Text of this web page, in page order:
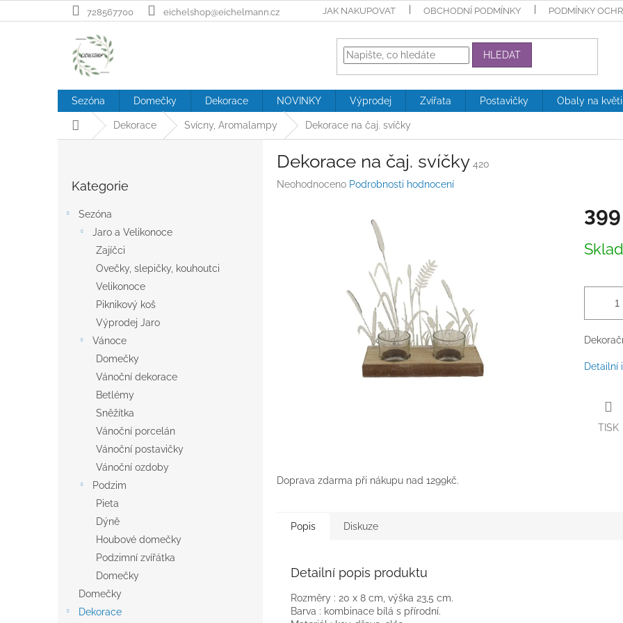
na
728567700 eichelshop@eichelmann.cz JAK NAKUPOVAT OBCHODNÍ PODMÍNKY PODMÍNKY
HLEDAT
Sezóna Domečky Dekorace NOVINKY Výprodej Zvířata Postavičky Obaly na
Domů Dekorace Svícny, Aromalampy Dekorace na čaj. svíčky
kategorie
Kategorie
Sezóna
Jaro a Velikonoce
Zajíčci
Ovečky, slepičky, kouhoutci
Velikonoce
Piknikový koš
Výprodej Jaro
Vánoce
Domečky
Vánoční dekorace
Betlémy
Sněžítka
Vánoční porcelán
Vánoční postavičky
Vánoční ozdoby
Podzim
Pieta
Dýně
Houbové domečky
Podzimní zvířátka
Domečky
Domečky
Dekorace
Dekorace na čaj. svíčky 420
Průměrné
Neohodnoceno Podrobnosti hodnocení
cena:
Detailní
TISK
Doprava zdarma při nákupu nad 1299kč.
Popis Diskuze
Detailní popis produktu
Rozměry : 20 x 8 cm, výška 23,5 cm.
Barva : kombinace bílá s přírodní.